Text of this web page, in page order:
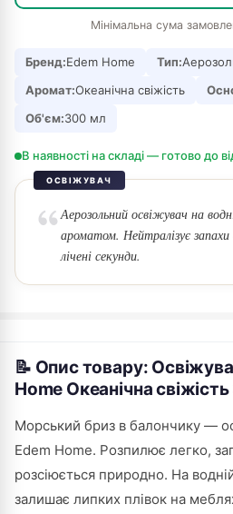
Мінімальна сума
Бренд:Edem Home Тип:
Аромат:Океанічна свіжість
Об'єм:300 мл
В наявності на складі — готово до
ОСВІЖУВАЧ
Аерозольний освіжувач на
ароматом. Нейтралізує
лічені секунди.
📝 Опис товару:
Home Океанічна
Морський бриз в балончику —
Edem Home. Розпилює легко,
розсіюється природно. На
залишає липких плівок на